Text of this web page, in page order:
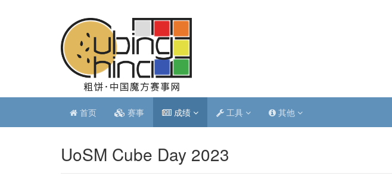
首页 赛事 成绩 工具 其他
UoSM Cube Day 2023